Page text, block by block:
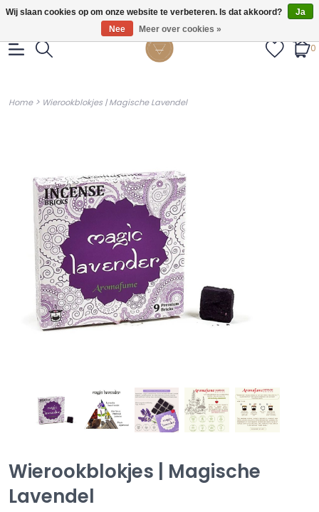
Gratis verzendig vanaf €55.
0
Home> Wierookblokjes | Magische Lavendel
Wierookblokjes | Magische
Lavendel
Wij slaan cookies op om onze website te verbeteren. Is dat akkoord?
Ja
Nee
Meer over cookies »